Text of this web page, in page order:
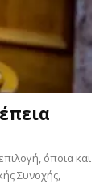
όποια και
Συνοχής,